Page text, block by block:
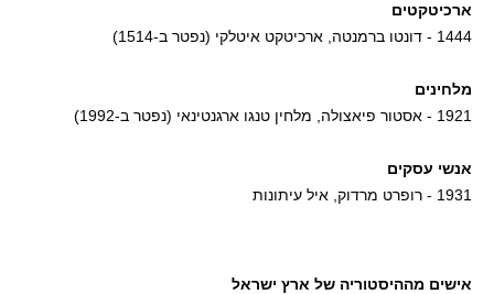
ארכיטקטים
1444 - דונטו ברמנטה, ארכיטקט איטלקי (נפטר ב-1514)
מלחינים
1921 - אסטור פיאצולה, מלחין טנגו ארגנטינאי (נפטר ב-1992)
אנשי עסקים
1931 - רופרט מרדוק, איל עיתונות
אישים מההיסטוריה של ארץ ישראל